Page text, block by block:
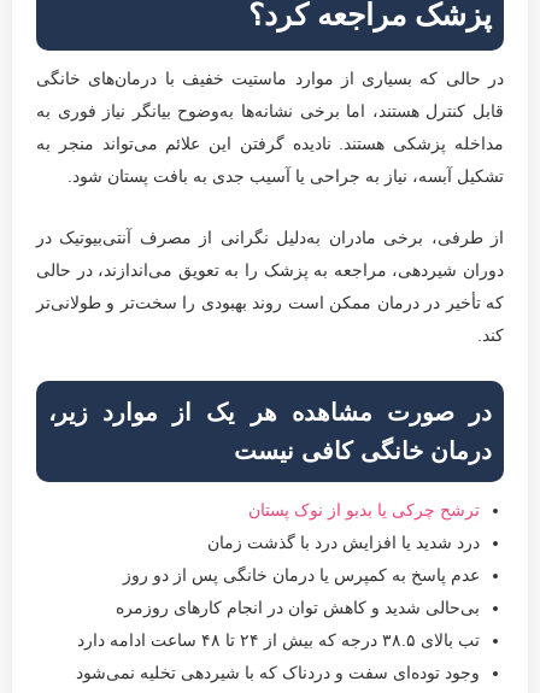
پزشک مراجعه کرد؟
در حالی که بسیاری از موارد ماستیت خفیف با درمان‌های خانگی
قابل کنترل هستند، اما برخی نشانه‌ها به‌وضوح بیانگر نیاز فوری به
مداخله پزشکی هستند. نادیده گرفتن این علائم می‌تواند منجر به
تشکیل آبسه، نیاز به جراحی یا آسیب جدی به بافت پستان شود.
از طرفی، برخی مادران به‌دلیل نگرانی از مصرف آنتی‌بیوتیک در
دوران شیردهی، مراجعه به پزشک را به تعویق می‌اندازند، در حالی
که تأخیر در درمان ممکن است روند بهبودی را سخت‌تر و طولانی‌تر
کند.
در صورت مشاهده هر یک از موارد زیر،
درمان خانگی کافی نیست
ترشح چرکی یا بدبو از نوک پستان
درد شدید یا افزایش درد با گذشت زمان
عدم پاسخ به کمپرس یا درمان خانگی پس از دو روز
بی‌حالی شدید و کاهش توان در انجام کارهای روزمره
تب بالای ۳۸.۵ درجه که بیش از ۲۴ تا ۴۸ ساعت ادامه دارد
وجود توده‌ای سفت و دردناک که با شیردهی تخلیه نمی‌شود